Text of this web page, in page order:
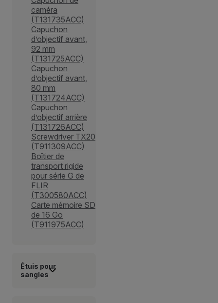
caméra
(T131735ACC)
Capuchon
d’objectif avant,
92 mm
(T131725ACC)
Capuchon
d’objectif avant,
80 mm
(T131724ACC)
Capuchon
d’objectif arrière
(T131726ACC)
Screwdriver TX20
(T911309ACC)
Boîtier de
transport rigide
pour série G de
FLIR
(T300580ACC)
Carte mémoire SD
de 16 Go
(T911975ACC)
Étuis pour
sangles